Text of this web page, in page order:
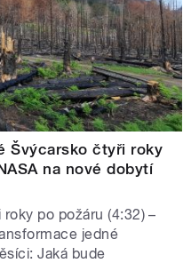
Švýcarsko čtyři roky
na nové dobytí
po požáru (4:32) –
jedné
Jaká bude